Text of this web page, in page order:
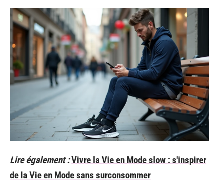
Lire également :Vivre la Vie en Mode slow : s'inspirer
de la Vie en Mode sans surconsommer